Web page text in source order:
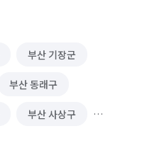
부산 기장군
부산 동래구
부산 사상구